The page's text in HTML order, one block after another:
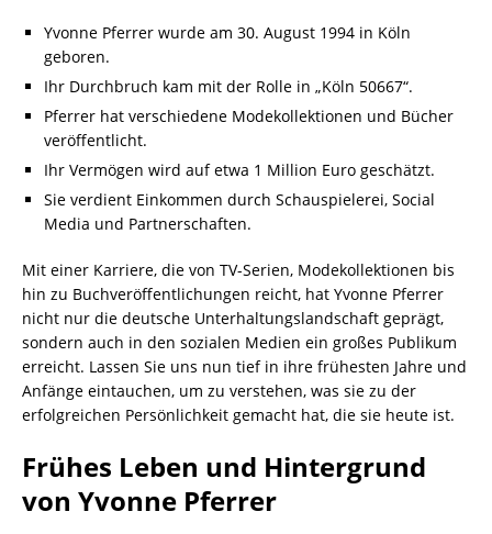
Yvonne Pferrer wurde am 30. August 1994 in Köln
geboren.
Ihr Durchbruch kam mit der Rolle in „Köln 50667“.
Pferrer hat verschiedene Modekollektionen und Bücher
veröffentlicht.
Ihr Vermögen wird auf etwa 1 Million Euro geschätzt.
Sie verdient Einkommen durch Schauspielerei, Social
Media und Partnerschaften.
Mit einer Karriere, die von TV-Serien, Modekollektionen bis
hin zu Buchveröffentlichungen reicht, hat Yvonne Pferrer
nicht nur die deutsche Unterhaltungslandschaft geprägt,
sondern auch in den sozialen Medien ein großes Publikum
erreicht. Lassen Sie uns nun tief in ihre frühesten Jahre und
Anfänge eintauchen, um zu verstehen, was sie zu der
erfolgreichen Persönlichkeit gemacht hat, die sie heute ist.
Frühes Leben und Hintergrund
von Yvonne Pferrer